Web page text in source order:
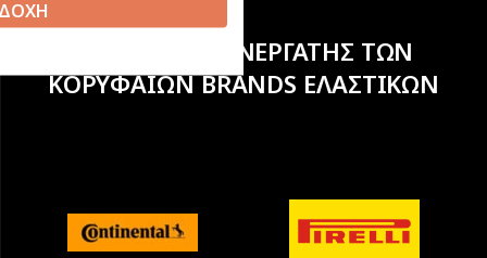
ΕΠΙΣΗΜΟΣ ΣΥΝΕΡΓΑΤΗΣ ΤΩΝ
ΚΟΡΥΦΑΙΩΝ BRANDS ΕΛΑΣΤΙΚΩΝ